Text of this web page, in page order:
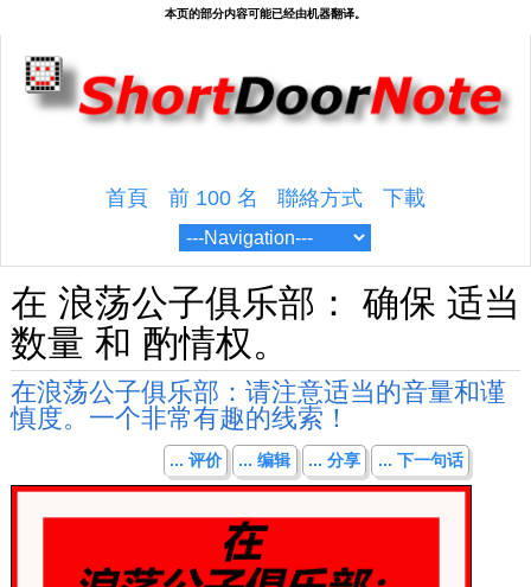
首頁 前 100 名 聯絡方式 下載
在 浪荡公子俱乐部： 确保 适当
数量 和 酌情权。
在浪荡公子俱乐部：请注意适当的音量和谨
慎度。一个非常有趣的线索！
... 评价 ... 编辑 ... 分享 ... 下一句话